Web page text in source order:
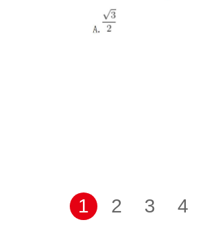
1 2 3 4